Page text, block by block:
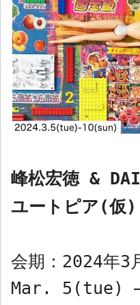
峰松宏徳 &
ユートピア(仮)
会期： 2024年3
Mar. 5(tue)